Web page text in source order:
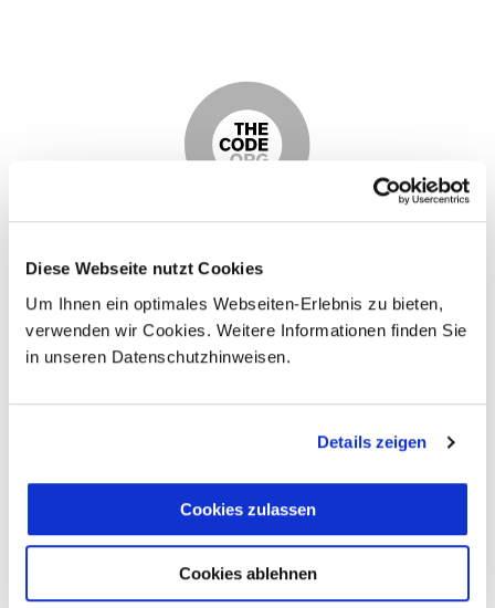
Diese Webseite nutzt Cookies
Um Ihnen ein optimales Webseiten-Erlebnis zu bieten,
verwenden wir Cookies. Weitere Informationen finden Sie
in unseren Datenschutzhinweisen.
Details zeigen
Cookies zulassen
Cookies ablehnen